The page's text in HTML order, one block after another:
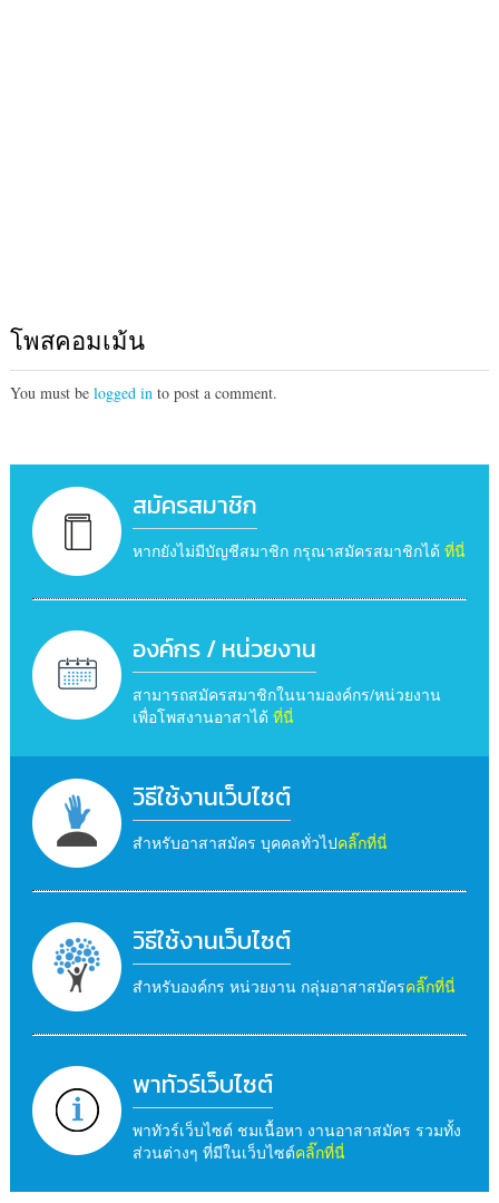
โพสคอมเม้น
You must be logged into post a comment.
สมัครสมาชิก
หากยังไม่มีบัญชีสมาชิก กรุณาสมัครสมาชิกได้ ที่นี่
องค์กร / หน่วยงาน
สามารถสมัครสมาชิกในนามองค์กร/หน่วยงาน
เพื่อโพสงานอาสาได้ ที่นี่
วิธีใช้งานเว็บไซต์
สำหรับอาสาสมัคร บุคคลทั่วไปคลิ๊กที่นี่
วิธีใช้งานเว็บไซต์
สำหรับองค์กร หน่วยงาน กลุ่มอาสาสมัครคลิ๊กที่นี่
พาทัวร์เว็บไซต์
พาทัวร์เว็บไซต์ ชมเนื้อหา งานอาสาสมัคร รวมทั้ง
ส่วนต่างๆ ที่มีในเว็บไซต์คลิ๊กที่นี่